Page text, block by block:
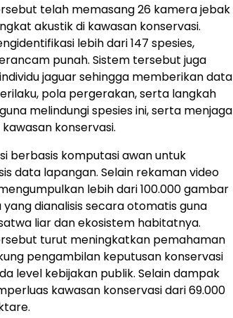
telah memasang 26 kamera jebak
akustik di kawasan konservasi.
lebih dari 147 spesies,
punah. Sistem tersebut juga
jaguar sehingga memberikan data
pola pergerakan, serta langkah
melindungi spesies ini, serta menjaga
konservasi.
berbasis komputasi awan untuk
data lapangan. Selain rekaman video
lebih dari 100.000 gambar
dianalisis secara otomatis guna
liar dan ekosistem habitatnya.
turut meningkatkan pemahaman
pengambilan keputusan konservasi
level kebijakan publik. Selain dampak
kawasan konservasi dari 69.000